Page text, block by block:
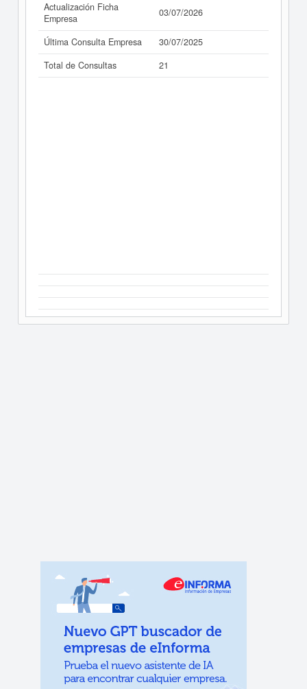
Actualización Ficha
Empresa
03/07/2026
Última Consulta Empresa
30/07/2025
Total de Consultas
21